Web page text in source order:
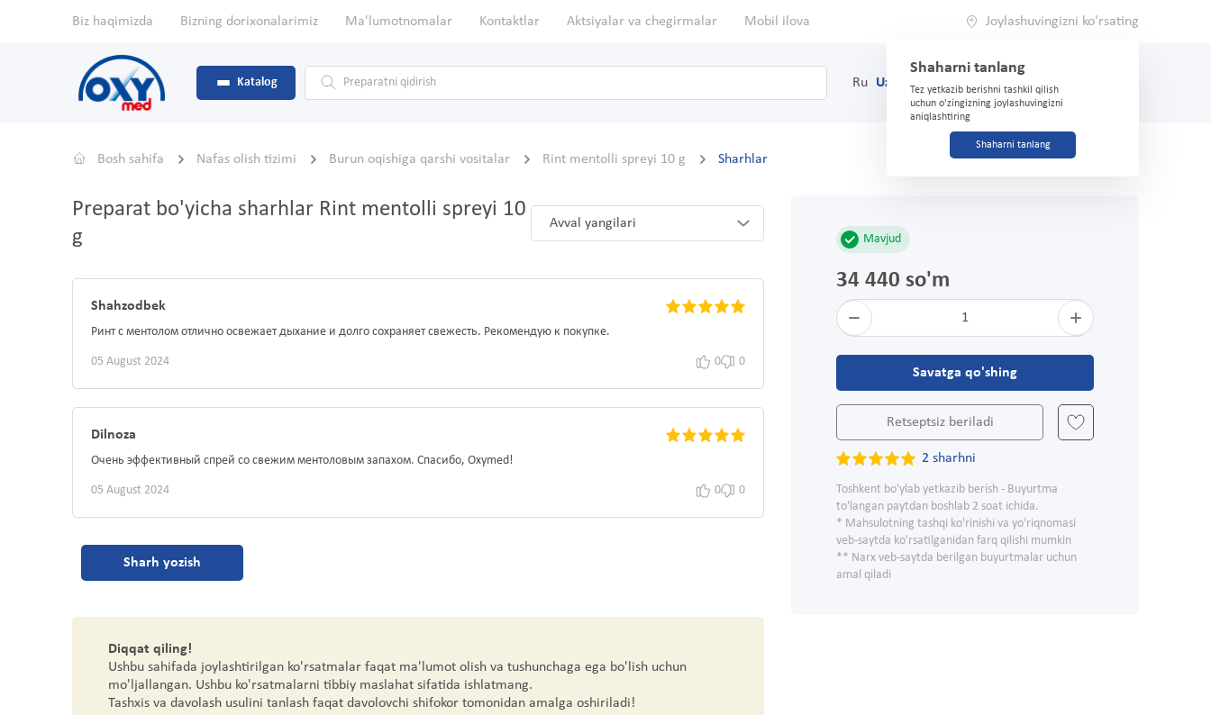
Biz haqimizda Bizning dorixonalarimiz Ma'lumotnomalar Kontaktlar Aktsiyalar va chegirmalar Mobil ilova Joylashuvingizni ko'rsating
Shaharni tanlang
Tez yetkazib berishni tashkil qilish
uchun o'zingizning joylashuvingizni
aniqlashtiring
Shaharni tanlang
Katalog Ru Uz (71) 200-03-03
Bosh sahifa Nafas olish tizimi Burun oqishiga qarshi vositalar Rint mentolli spreyi 10 g Sharhlar
Preparat bo'yicha sharhlar Rint mentolli spreyi 10
g
Avval yangilari
Shahzodbek
Ринт с ментолом отлично освежает дыхание и долго сохраняет свежесть. Рекомендую к покупке.
05 August 2024 0 0
Dilnoza
Очень эффективный спрей со свежим ментоловым запахом. Спасибо, Oxymed!
05 August 2024 0 0
Sharh yozish
Diqqat qiling!
Ushbu sahifada joylashtirilgan ko'rsatmalar faqat ma'lumot olish va tushunchaga ega bo'lish uchun
mo'ljallangan. Ushbu ko'rsatmalarni tibbiy maslahat sifatida ishlatmang.
Tashxis va davolash usulini tanlash faqat davolovchi shifokor tomonidan amalga oshiriladi!
Mavjud
34 440 so'm
1
Savatga qo'shing
Retseptsiz beriladi
2 sharhni
Toshkent bo'ylab yetkazib berish - Buyurtma
to'langan paytdan boshlab 2 soat ichida.
* Mahsulotning tashqi ko'rinishi va yo'riqnomasi
veb-saytda ko'rsatilganidan farq qilishi mumkin
** Narx veb-saytda berilgan buyurtmalar uchun
amal qiladi